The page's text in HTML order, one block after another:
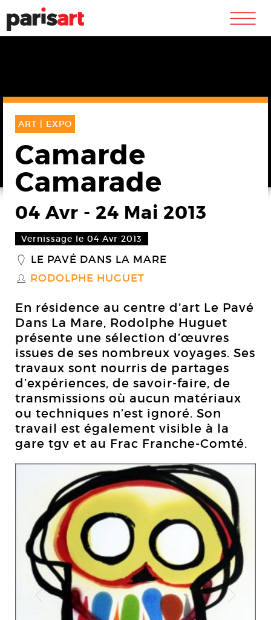
m
ART | EXPO
Camarde
Camarade
04 Avr - 24 Mai 2013
Vernissage le 04 Avr 2013
_ LE PAVÉ DANS LA MARE
S RODOLPHE HUGUET
En résidence au centre d’art Le Pavé
Dans La Mare, Rodolphe Huguet
présente une sélection d’œuvres
issues de ses nombreux voyages. Ses
travaux sont nourris de partages
d’expériences, de savoir-faire, de
transmissions où aucun matériaux
ou techniques n’est ignoré. Son
travail est également visible à la
gare tgv et au Frac Franche-Comté.